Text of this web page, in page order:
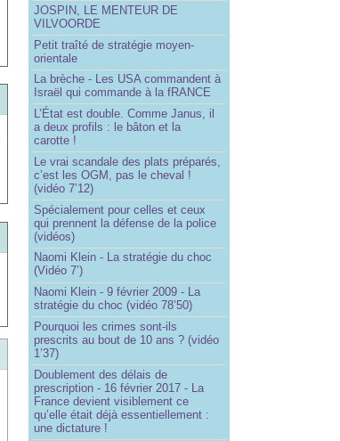
JOSPIN, LE MENTEUR DE
VILVOORDE
Petit traîté de stratégie moyen-
orientale
La brèche - Les USA commandent à
Israël qui commande à la fRANCE
L’État est double. Comme Janus, il
a deux profils : le bâton et la
carotte !
Le vrai scandale des plats préparés,
c’est les OGM, pas le cheval !
(vidéo 7’12)
Spécialement pour celles et ceux
qui prennent la défense de la police
(vidéos)
Naomi Klein - La stratégie du choc
(Vidéo 7’)
Naomi Klein - 9 février 2009 - La
stratégie du choc (vidéo 78’50)
Pourquoi les crimes sont-ils
prescrits au bout de 10 ans ? (vidéo
1’37)
Doublement des délais de
prescription - 16 février 2017 - La
France devient visiblement ce
qu’elle était déjà essentiellement :
une dictature !